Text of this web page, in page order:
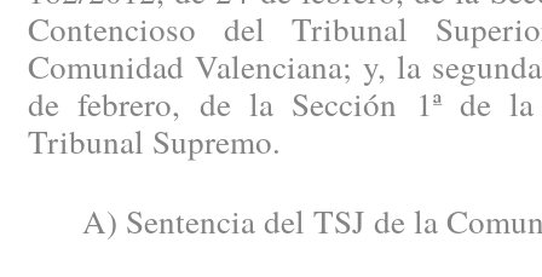
Contencioso del Tribunal
Comunidad Valenciana; y, la
de febrero, de la Sección 1ª de
Tribunal Supremo.
A) Sentencia del TSJ de la